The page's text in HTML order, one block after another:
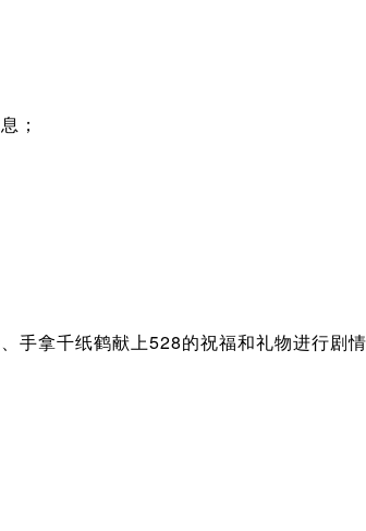
；
手拿千纸鹤献上528的祝福和礼物进行剧